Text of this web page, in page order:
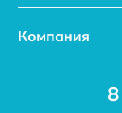
Каталог
Услуги
Компания
Доставка